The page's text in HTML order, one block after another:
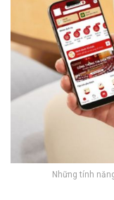
Những tính